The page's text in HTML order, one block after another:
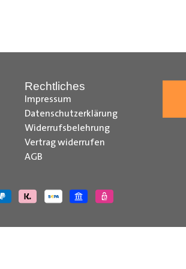
Rechtliches
Impressum
Datenschutzerklärung
Widerrufsbelehrung
Vertrag widerrufen
AGB